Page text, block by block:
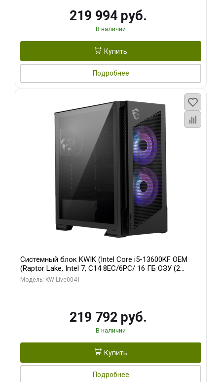
219 994 руб.
В наличии
Купить
Подробнее
Системный блок KWIK (Intel Core i5-13600KF OEM
(Raptor Lake, Intel 7, C14 8EC/6PC/ 16 ГБ ОЗУ (2
модуля)/ Palit RTX5080 GAMINGPRO OC 16GB GDDR7
Модель: KW-Live0041
219 792 руб.
В наличии
Купить
Подробнее